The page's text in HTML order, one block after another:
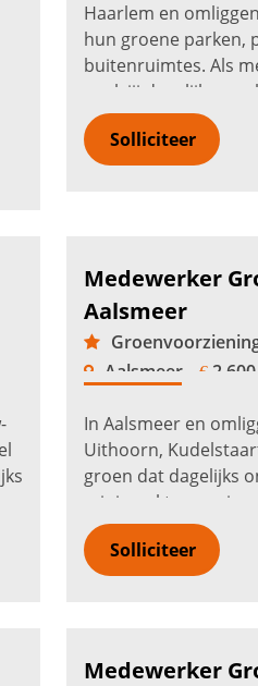
Haarlem en
hun groene parken,
buitenruimtes. Als
werk jij dagelijks
openbaar groen in
verderSolliciteer
Medewerker
Aalsmeer
Aalsmeer
€
In Aalsmeer en
Uithoorn,
groen dat dagelijks
minimaal twee
groenvoorziening en
Lees verder
Solliciteer
Medewerker